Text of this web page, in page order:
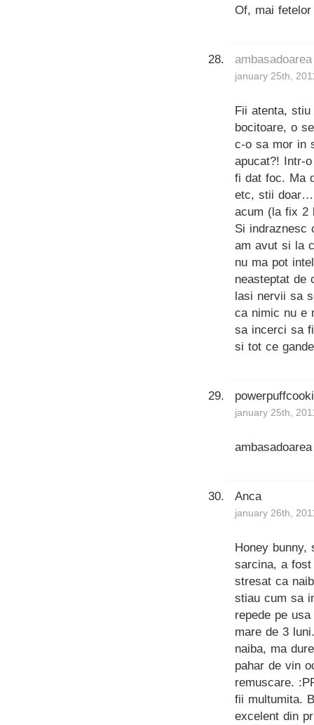
Of, mai
ambasadoarea
january 25th,
Fii atenta,
bocitoare, o
c-o sa mor in
apucat?! Intr-
fi dat foc. Ma
etc, stii doar…
acum (la fix 2
Si indraznesc
am avut si la
nu ma pot
neasteptat de
lasi nervii sa
ca nimic nu e
sa incerci sa
si tot ce
january 25th,
Anca
january 26th,
Honey
sarcina, a
stresat ca
stiau cum sa
repede pe
mare de 3
naiba, ma
pahar de vin
remuscare.
fii multumita.
excelent din